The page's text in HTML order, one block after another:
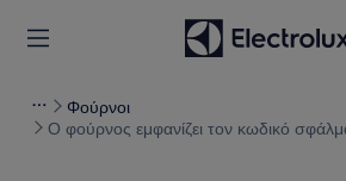
Φούρνοι
Ο φούρνος εμφανίζει τον κωδικό